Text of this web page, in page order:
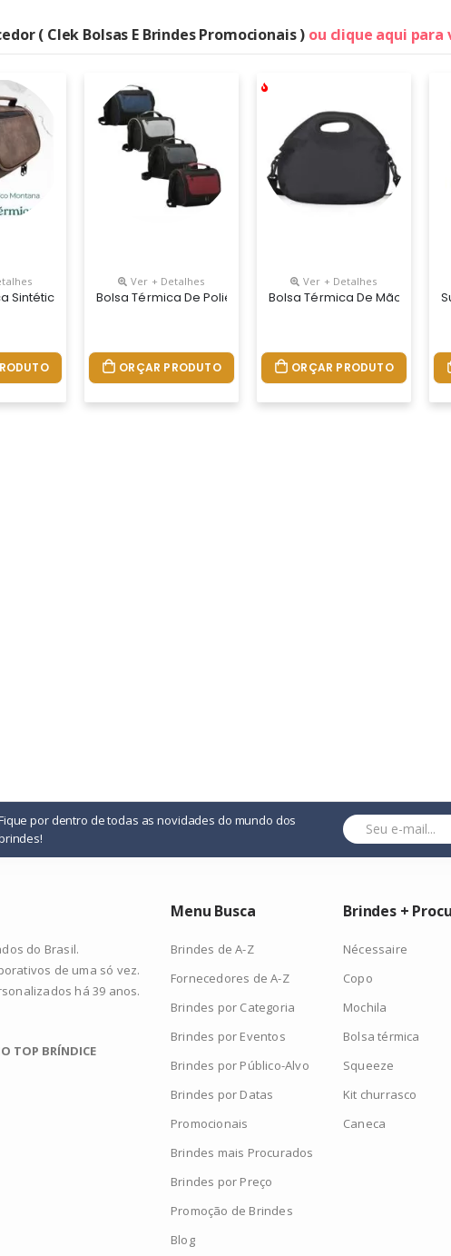
( Clek Bolsas E Brindes Promocionais ) ou clique aqui
Meslca, Forrada E Almofadas Com Proteção Termica, Possui
Sintético Premium Com Dois Compartimentos, Capacidade De 7 Litros.
Ver + Detalhes
Bolsa Térmica De Poliéster Com Dois Compartimentos,
ORÇAR PRODUTO
Ver + Detalhes
Bolsa Térmica De Mão Com
ORÇAR PRODUTO
Principal Com Fecho Aderente. Capacidade Até 2.5 L
por dentro de todas as novidades do mundo dos
do Brasil.
de uma só vez.
há 39 anos.
TOP BRÍNDICE
Menu Busca
Brindes de A-Z
Fornecedores de A-Z
Brindes por Categoria
Brindes por Eventos
Brindes por Público-Alvo
Brindes por Datas
Promocionais
Brindes mais Procurados
Brindes por Preço
Promoção de Brindes
Blog
Brindes +
Nécessaire
Copo
Mochila
Bolsa térmica
Squeeze
Kit churrasco
Caneca